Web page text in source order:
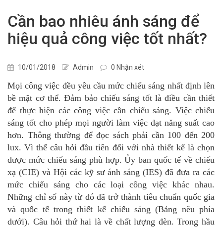
Cần bao nhiêu ánh sáng để
hiệu quả công việc tốt nhất?
10/01/2018 Admin 0 Nhận xét
Mọi công việc đều yêu cầu mức chiếu sáng nhất định lên
bề mặt cơ thể. Đảm bảo chiếu sáng tốt là điều cần thiết
để thực hiện các công việc cần chiếu sáng. Việc chiếu
sáng tốt cho phép mọi người làm việc đạt năng suất cao
hơn. Thông thường để đọc sách phải cần 100 đến 200
lux. Vì thế câu hỏi đầu tiên đối với nhà thiết kế là chọn
được mức chiếu sáng phù hợp. Ủy ban quốc tế về chiếu
xạ (CIE) và Hội các kỹ sư ánh sáng (IES) đã đưa ra các
mức chiếu sáng cho các loại công việc khác nhau.
Những chỉ số này từ đó đã trở thành tiêu chuẩn quốc gia
và quốc tế trong thiết kế chiếu sáng (Bảng nêu phía
dưới). Câu hỏi thứ hai là về chất lượng đèn. Trong hầu